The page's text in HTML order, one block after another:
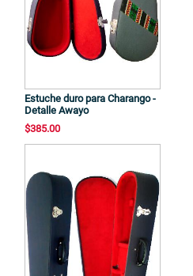
Estuche duro para Charango -
Detalle Awayo
$385.00